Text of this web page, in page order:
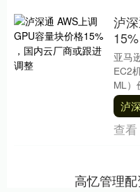
泸
亚马
EC2
ML）
泸
查看
高忆管理